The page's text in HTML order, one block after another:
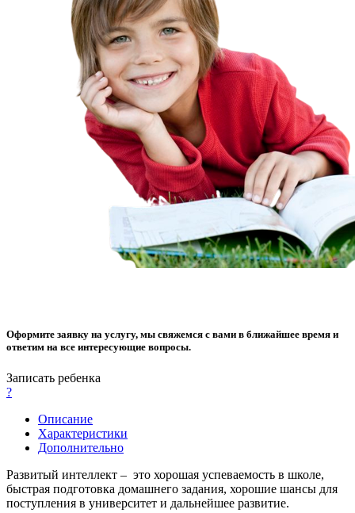
Оформите заявку на услугу, мы свяжемся с вами в ближайшее время и
ответим на все интересующие вопросы.
Записать ребенка
?
Описание
Характеристики
Дополнительно
Развитый интеллект – это хорошая успеваемость в школе,
быстрая подготовка домашнего задания, хорошие шансы для
поступления в университет и дальнейшее развитие.